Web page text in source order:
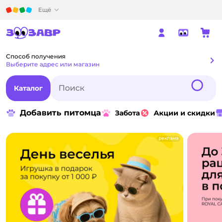
Ещё
Способ получения
Выберите адрес или магазин
Каталог
Добавить питомца Забота Акции и скидки
реклама